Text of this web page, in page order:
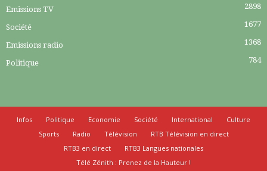
Emissions TV 2898
Société 1677
Emissions radio 1368
Politique 784
Infos Politique Economie Société International
Culture
Sports
Radio Télévision
RTB Télévision en direct
RTB3 en direct
RTB3 Langues nationales
Télé Zénith : Prenez de la Hauteur !